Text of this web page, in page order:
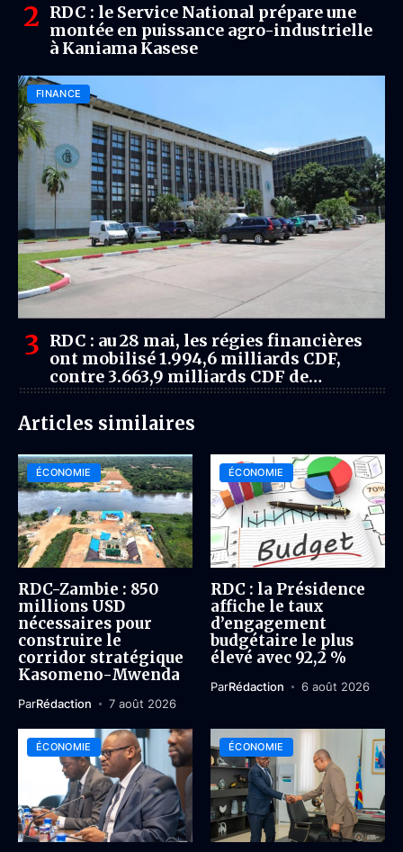
RDC : le Service National prépare une
montée en puissance agro-industrielle
à Kaniama Kasese
FINANCE
RDC : au 28 mai, les régies financières
ont mobilisé 1.994,6 milliards CDF,
contre 3.663,9 milliards CDF de
dépenses publiques
Articles similaires
ÉCONOMIE
RDC-Zambie : 850
millions USD
nécessaires pour
construire le
corridor stratégique
Kasomeno-Mwenda
ParRédaction 7 août 2026
ÉCONOMIE
RDC : la Présidence
affiche le taux
d’engagement
budgétaire le plus
élevé avec 92,2 %
ParRédaction 6 août 2026
ÉCONOMIE ÉCONOMIE